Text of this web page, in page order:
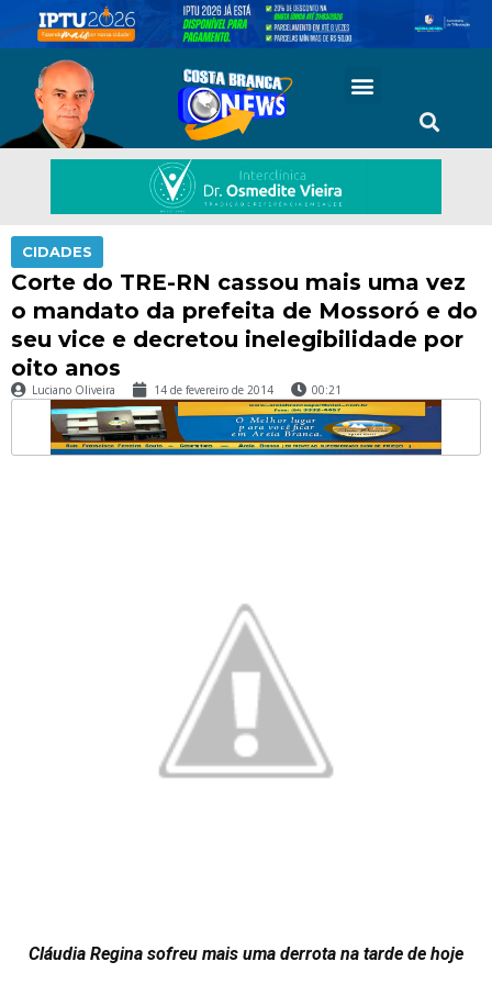
CIDADES
Corte do TRE-RN cassou mais uma vez
o mandato da prefeita de Mossoró e do
seu vice e decretou inelegibilidade por
oito anos
Luciano Oliveira 14 de fevereiro de 2014 00:21
Cláudia Regina sofreu mais uma derrota na tarde de hoje